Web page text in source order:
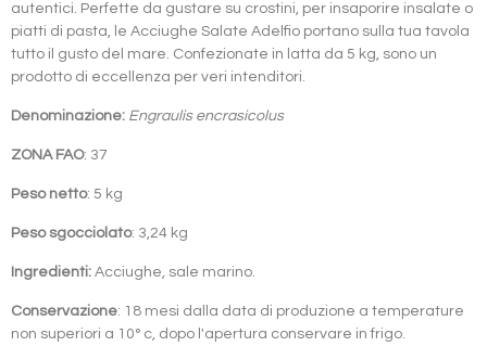
autentici. Perfette da gustare su crostini, per insaporire insalate o
piatti di pasta, le Acciughe Salate Adelfio portano sulla tua tavola
tutto il gusto del mare. Confezionate in latta da 5 kg, sono un
prodotto di eccellenza per veri intenditori.
Denominazione: Engraulis encrasicolus
ZONA FAO: 37
Peso netto: 5 kg
Peso sgocciolato: 3,24 kg
Ingredienti: Acciughe, sale marino.
Conservazione: 18 mesi dalla data di produzione a temperature
non superiori a 10° c, dopo l'apertura conservare in frigo.